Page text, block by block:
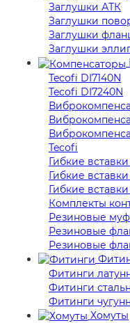
Заглушки АТК
Заглушки
Заглушки
Заглушки
Tecofi DI7140N
Tecofi DI7240N
Tecofi
Гибкие
Гибкие
Гибкие
Комплекты
Резиновые
Резиновые
Резиновые
Фитинги
Фитинги
Фитинги
Хомуты